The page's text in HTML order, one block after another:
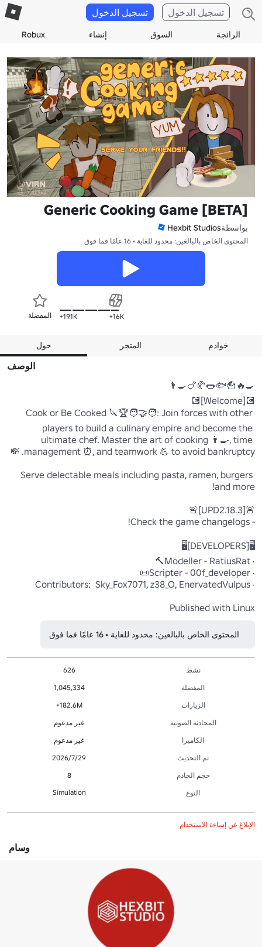
الرائجة السوق إنشاء Robux
تسجيل الدخول تسجيل الدخول
Generic Cooking Game [BETA]
بواسطةHexbit Studios
المحتوى الخاص بالبالغين: محدود للغاية • 16 عامًا فما فوق
المفضلة 191K+ 16K+
حول المتجر خوادم
الوصف
Cook or Be Cooked 🔪🏆🧑‍🤝‍🧑: Join forces with other
players to build a culinary empire and become the
ultimate chef. Master the art of cooking 👨‍🍳, time
Serve delectable meals including pasta, ramen, burgers
Published with Linux
المحتوى الخاص بالبالغين: محدود للغاية • 16 عامًا فما فوق
نشط
626
المفضلة
1,045,334
الزيارات
182.6M+
المحادثة الصوتية
غير مدعوم
الكاميرا
غير مدعوم
تم التحديث
29‏/7‏/2026
حجم الخادم
8
النوع
Simulation
الإبلاغ عن إساءة الاستخدام
وسام